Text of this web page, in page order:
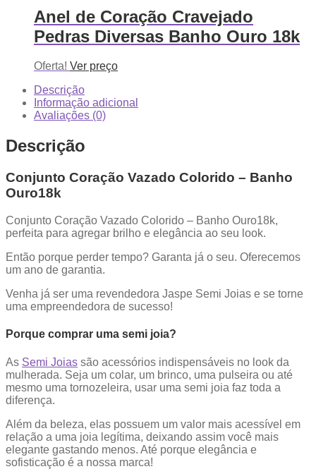
Anel de Coração Cravejado
Pedras Diversas Banho Ouro 18k
Oferta! Ver preço
Descrição
Informação adicional
Avaliações (0)
Descrição
Conjunto Coração Vazado Colorido – Banho
Ouro18k
Conjunto Coração Vazado Colorido – Banho Ouro18k,
perfeita para agregar brilho e elegância ao seu look.
Então porque perder tempo? Garanta já o seu. Oferecemos
um ano de garantia.
Venha já ser uma revendedora Jaspe Semi Joias e se torne
uma empreendedora de sucesso!
Porque comprar uma semi joia?
As Semi Joias são acessórios indispensáveis no look da
mulherada. Seja um colar, um brinco, uma pulseira ou até
mesmo uma tornozeleira, usar uma semi joia faz toda a
diferença.
Além da beleza, elas possuem um valor mais acessível em
relação a uma joia legítima, deixando assim você mais
elegante gastando menos. Até porque elegância e
sofisticação é a nossa marca!